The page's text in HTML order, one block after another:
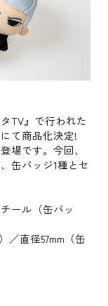
TV』で行われた
て商品化決定!
場です。今回、
缶バッジ1種とセ
ール（缶バッ
／直径57mm（缶